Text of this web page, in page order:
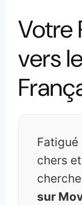
Votre
vers
Fatigué
chers
sur